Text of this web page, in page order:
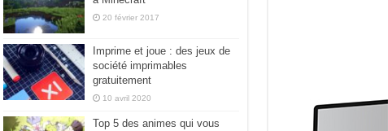
20 février 2017
Imprime et joue : des jeux de
société imprimables
gratuitement
10 avril 2020
Top 5 des animes qui vous